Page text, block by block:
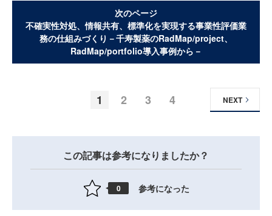
次のページ
不確実性対処、情報共有、標準化を実現する事業性評価業
務の仕組みづくり－千寿製薬のRadMap/project、
RadMap/portfolio導入事例から－
1 2 3 4 NEXT
この記事は参考になりましたか？
0 参考になった